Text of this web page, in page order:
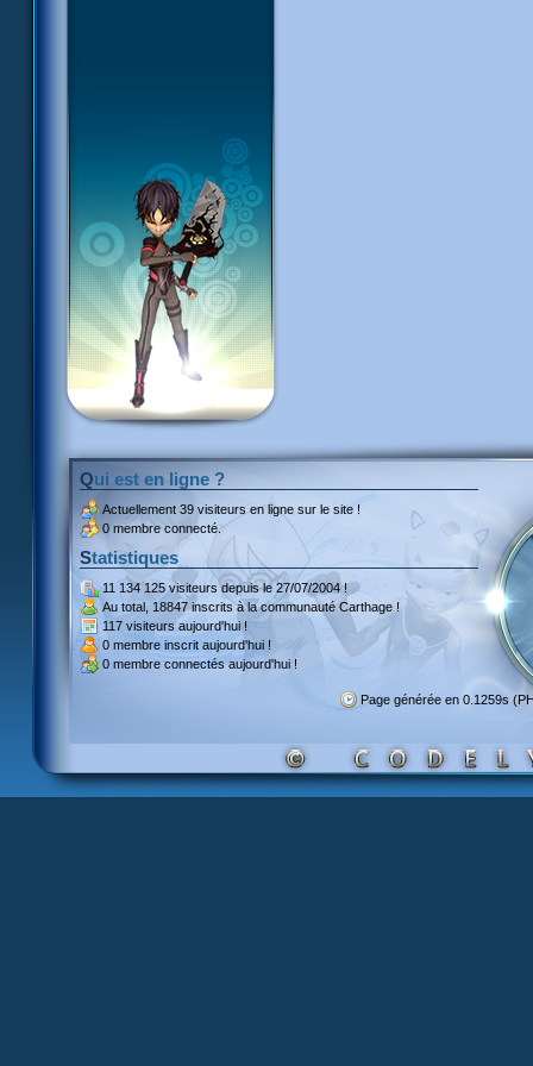
Qui est en ligne ?
Actuellement 39 visiteurs en ligne sur le site !
0 membre connecté.
Statistiques
11 134 125 visiteursdepuis le 27/07/2004 !
Au total, 18847 inscritsà la communauté Carthage !
117 visiteurs aujourd'hui !
0 membre inscrit aujourd'hui !
0 membre connectés aujourd'hui !
Page générée en 0.1259s